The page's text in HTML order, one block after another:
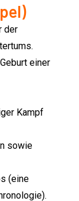
der
einer
Kampf
sowie
(eine